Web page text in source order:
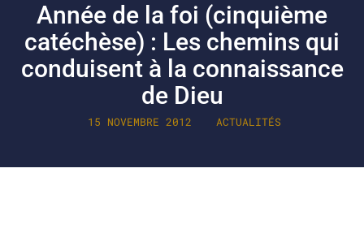
Année de la foi (cinquième
catéchèse) : Les chemins qui
conduisent à la connaissance
de Dieu
15 NOVEMBRE 2012 ACTUALITÉS